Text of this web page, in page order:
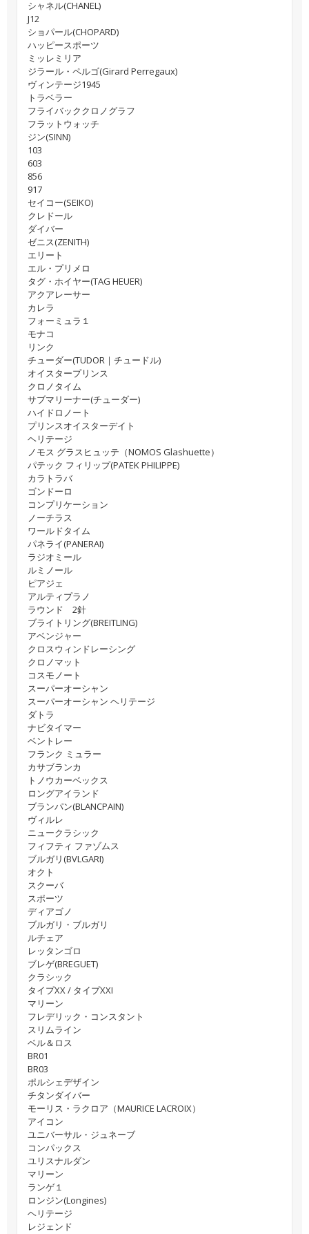
シャネル(CHANEL)
J12
ショパール(CHOPARD)
ハッピースポーツ
ミッレミリア
ジラール・ペルゴ(Girard Perregaux)
ヴィンテージ1945
トラベラー
フライバッククロノグラフ
フラットウォッチ
ジン(SINN)
103
603
856
917
セイコー(SEIKO)
クレドール
ダイバー
ゼニス(ZENITH)
エリート
エル・プリメロ
タグ・ホイヤー(TAG HEUER)
アクアレーサー
カレラ
フォーミュラ１
モナコ
リンク
チューダー(TUDOR｜チュードル)
オイスタープリンス
クロノタイム
サブマリーナー(チューダー)
ハイドロノート
プリンスオイスターデイト
ヘリテージ
ノモス グラスヒュッテ（NOMOS Glashuette）
パテック フィリップ(PATEK PHILIPPE)
カラトラバ
ゴンドーロ
コンプリケーション
ノーチラス
ワールドタイム
パネライ(PANERAI)
ラジオミール
ルミノール
ピアジェ
アルティプラノ
ラウンド 2針
ブライトリング(BREITLING)
アベンジャー
クロスウィンドレーシング
クロノマット
コスモノート
スーパーオーシャン
スーパーオーシャン ヘリテージ
ダトラ
ナビタイマー
ベントレー
フランク ミュラー
カサブランカ
トノウカーベックス
ロングアイランド
ブランパン(BLANCPAIN)
ヴィルレ
ニュークラシック
フィフティ ファゾムス
ブルガリ(BVLGARI)
オクト
スクーバ
スポーツ
ディアゴノ
ブルガリ・ブルガリ
ルチェア
レッタンゴロ
ブレゲ(BREGUET)
クラシック
タイプXX / タイプXXI
マリーン
フレデリック・コンスタント
スリムライン
ベル＆ロス
BR01
BR03
ポルシェデザイン
チタンダイバー
モーリス・ラクロア（MAURICE LACROIX）
アイコン
ユニバーサル・ジュネーブ
コンパックス
ユリスナルダン
マリーン
ランゲ１
ロンジン(Longines)
ヘリテージ
レジェンド